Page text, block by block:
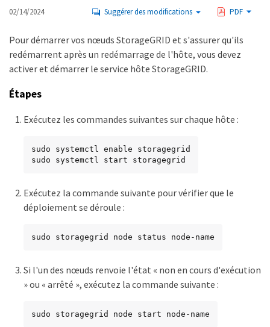
02/14/2024 Suggérer des modifications PDF
Pour démarrer vos nœuds StorageGRID et s'assurer qu'ils
redémarrent après un redémarrage de l'hôte, vous devez
activer et démarrer le service hôte StorageGRID.
Étapes
Exécutez les commandes suivantes sur chaque hôte :
sudo systemctl enable storagegrid
sudo systemctl start storagegrid
Exécutez la commande suivante pour vérifier que le
déploiement se déroule :
sudo storagegrid node status node-name
Si l'un des nœuds renvoie l'état « non en cours d'exécution
» ou « arrêté », exécutez la commande suivante :
sudo storagegrid node start node-name